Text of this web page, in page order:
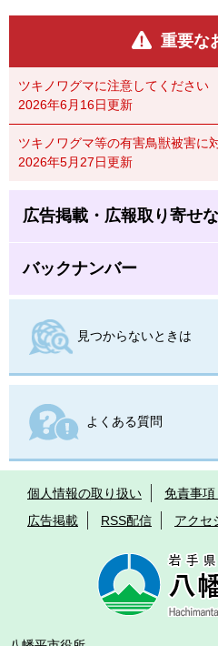
重要な
ツキノワグマに注意してください
2026年6月16日更新
ツキノワグマ等の有害鳥獣被害に
2026年5月27日更新
広告掲載・広報取り寄せ
バックナンバー
見つからないときは
よくある質問
個人情報の取り扱い
免責事項
広告掲載
RSS配信 アクセ